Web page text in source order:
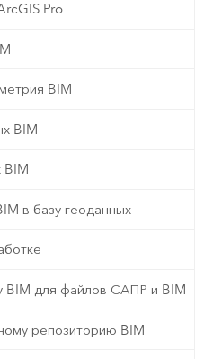
Pro
BIM
BIM
BIM
в базу геоданных
BIM для файлов САПР и BIM
репозиторию BIM